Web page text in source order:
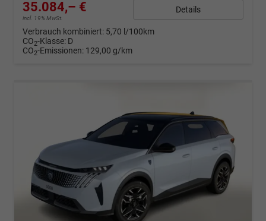
35.084,– €
incl. 19% MwSt.
Details
Verbrauch kombiniert: 5,70 l/100km
CO2-Klasse: D
CO2-Emissionen: 129,00 g/km